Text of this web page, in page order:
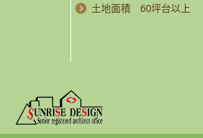
土地面積 60坪台以上